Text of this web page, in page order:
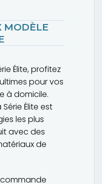
MODÈLE
Élite, profitez
pour vos
à domicile.
Élite est
les plus
avec des
de